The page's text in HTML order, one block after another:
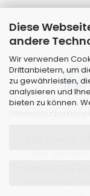
Diese
andere
Wir verwenden
Drittanbietern, um
zu gewährleisten,
analysieren und
bieten zu können.
Webshopby
Alle Preise
sämtliche